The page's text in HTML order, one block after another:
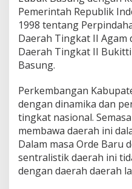
Pemerintah Republik
1998 tentang
Daerah Tingkat II Agam
Daerah Tingkat II
Basung.
Perkembangan
dengan dinamika dan
tingkat nasional.
membawa daerah ini
Dalam masa Orde Baru
sentralistik daerah ini
dengan daerah daerah